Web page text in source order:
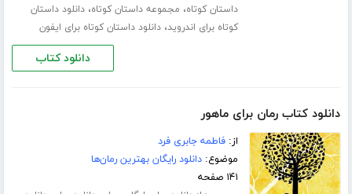
داستان کوتاه، مجموعه داستان کوتاه،دانلود داستان
کوتاه برای اندروید،دانلود داستان کوتاه برای ایفون
دانلود کتاب
دانلود کتاب رمان برای ماهور
از:فاطمه جابری فرد
موضوع:دانلود رایگان بهترین رمان‌ها
۱۴۱ صفحه